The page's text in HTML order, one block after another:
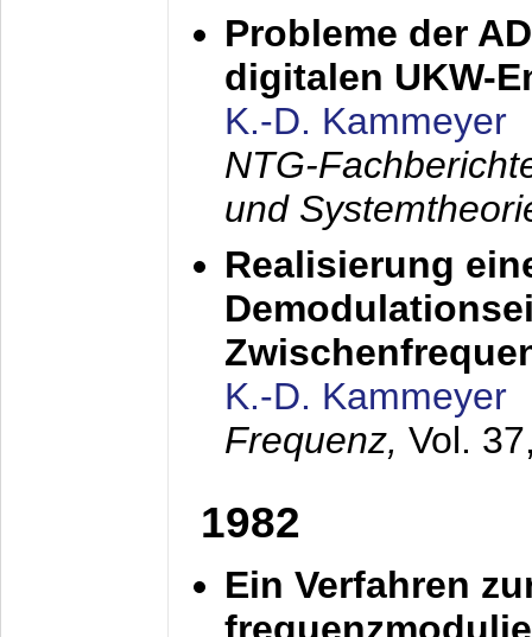
Probleme der
digitalen UKW-
K.-D. Kammeyer
NTG-
und
Realisierung
K.-D. Kammeyer
Frequenz, Vol.
1982
Ein Verfahren